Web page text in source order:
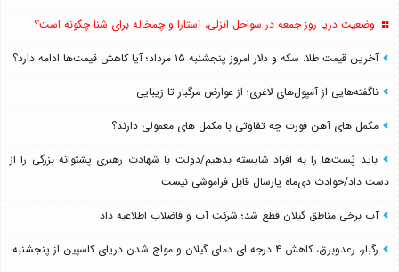
وضعیت دریا روز جمعه در سواحل انزلی، آستارا و چمخاله برای شنا چگونه است؟
آخرین قیمت طلا، سکه و دلار امروز پنجشنبه ۱۵ مرداد؛ آیا کاهش قیمت‌ها ادامه دارد؟
ناگفته‌هایی از آمپول‌های لاغری؛ از عوارض مرگبار تا زیبایی
مکمل های آهن فورت چه تفاوتی با مکمل های معمولی دارند؟
باید پُست‌ها را به افراد شایسته بدهیم/دولت با شهادت رهبری پشتوانه بزرگی را از
دست داد/حوادث دی‌ماه پارسال قابل فراموشی نیست
آب برخی مناطق گیلان قطع شد؛ شرکت آب و فاضلاب اطلاعیه داد
رگبار، رعدوبرق، کاهش ۴ درجه ای دمای گیلان و مواج شدن دریای کاسپین از پنجشنبه